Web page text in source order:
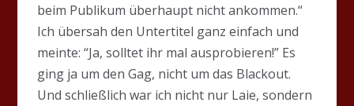
beim Publikum überhaupt nicht ankommen.“
Ich übersah den Untertitel ganz einfach und
meinte: “Ja, solltet ihr mal ausprobieren!” Es
ging ja um den Gag, nicht um das Blackout.
Und schließlich war ich nicht nur Laie, sondern